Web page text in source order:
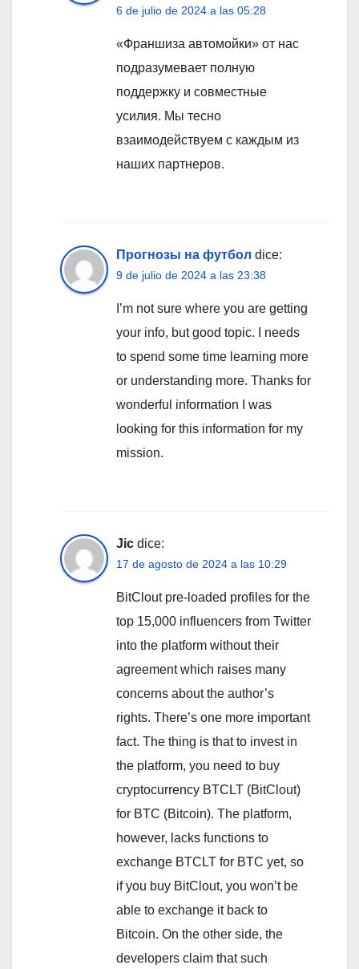
6 de julio de 2024 a las 05:28
«Франшиза автомойки» от нас
подразумевает полную
поддержку и совместные
усилия. Мы тесно
взаимодействуем с каждым из
наших партнеров.
Прогнозы на футбол dice:
9 de julio de 2024 a las 23:38
I’m not sure where you are getting
your info, but good topic. I needs
to spend some time learning more
or understanding more. Thanks for
wonderful information I was
looking for this information for my
mission.
Jic dice:
17 de agosto de 2024 a las 10:29
BitClout pre-loaded profiles for the
top 15,000 influencers from Twitter
into the platform without their
agreement which raises many
concerns about the author’s
rights. There’s one more important
fact. The thing is that to invest in
the platform, you need to buy
cryptocurrency BTCLT (BitClout)
for BTC (Bitcoin). The platform,
however, lacks functions to
exchange BTCLT for BTC yet, so
if you buy BitClout, you won’t be
able to exchange it back to
Bitcoin. On the other side, the
developers claim that such